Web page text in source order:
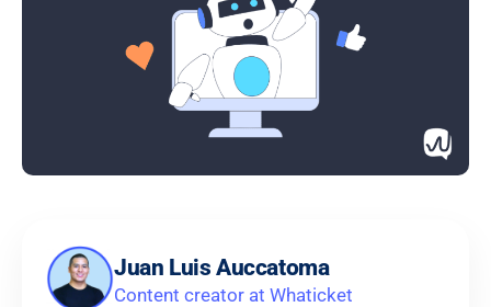
Juan Luis Auccatoma
Content creator at Whaticket